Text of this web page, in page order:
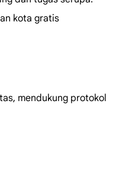
kota gratis
mendukung protokol